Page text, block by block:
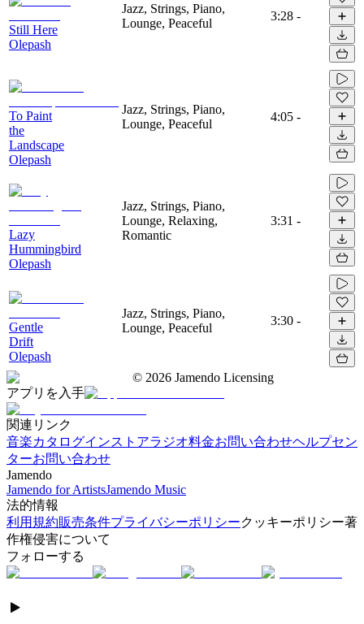
Still Here
Olepash
Jazz, Strings, Piano,
Lounge, Peaceful
3:28 -
To Paint
the
Landscape
Olepash
Jazz, Strings, Piano,
Lounge, Peaceful
4:05 -
Lazy
Hummingbird
Olepash
Jazz, Strings, Piano,
Lounge, Relaxing,
Romantic
3:31 -
Gentle
Drift
Olepash
Jazz, Strings, Piano,
Lounge, Peaceful
3:30 -
© 2026 Jamendo Licensing
アプリを入手
関連リンク
音楽カタログインストアラジオ料金お問い合わせヘルプセン
ターお問い合わせ
Jamendo
Jamendo for ArtistsJamendo Music
法的情報
利用規約販売条件プライバシーポリシークッキーポリシー著
作権侵害について
フォローする